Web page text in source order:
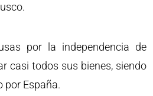
por la independencia de
casi todos sus bienes, siendo
por España.